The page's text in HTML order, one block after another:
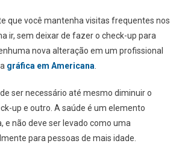
que você mantenha visitas frequentes nos
ir, sem deixar de fazer o check-up para
nova alteração em um profissional
gráfica em Americana
ser necessário até mesmo diminuir o
up e outro. A saúde é um elemento
e não deve ser levado como uma
para pessoas de mais idade.